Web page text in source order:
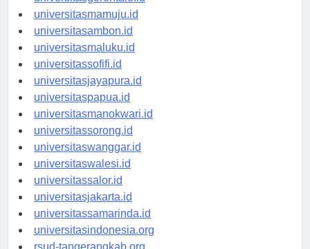
universitasgorontalo.id
universitasmamuju.id
universitasambon.id
universitasmaluku.id
universitassofifi.id
universitasjayapura.id
universitaspapua.id
universitasmanokwari.id
universitassorong.id
universitaswanggar.id
universitaswalesi.id
universitassalor.id
universitasjakarta.id
universitassamarinda.id
universitasindonesia.org